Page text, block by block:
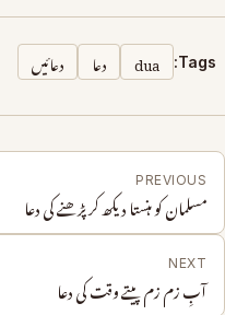
Tags:
dua دعا دعائیں
PREVIOUS
مسلمان کو ہنستا دیکھ کر پڑھنے کی دعا
NEXT
آبِ زم زم پیتے وقت کی دعا